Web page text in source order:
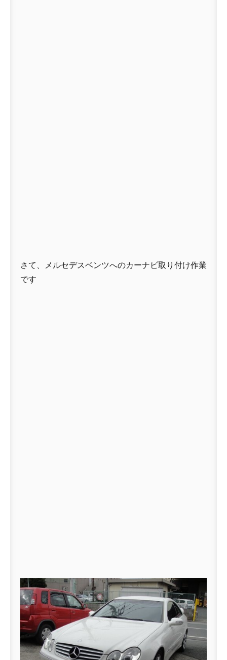
さて、メルセデスベンツへのカーナビ取り付け作業
です